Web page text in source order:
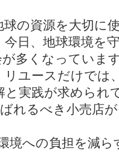
の資源を大切
日、地球環境を
多くなっていま
ユースだけで
実践が求められ
れるべき小売店
への負担を減